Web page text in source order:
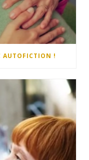
AUTOFICTION !